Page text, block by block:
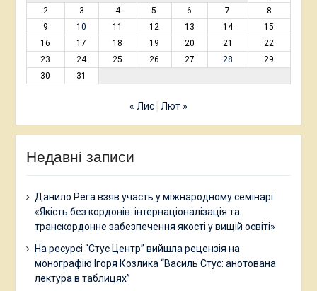
2
3 4 5 6 7
8
9
10 11 12 13 14
15
16
17 18 19 20 21
22
23
24 25 26 27 28
29
30
31
« Лис Лют »
Недавні записи
Данило Рега взяв участь у міжнародному семінарі
«Якість без кордонів: інтернаціоналізація та
транскордонне забезпечення якості у вищій освіті»
На ресурсі “Стус Центр” вийшла рецензія на
монографію Ігоря Козлика “Василь Стус: анотована
лектура в таблицях”